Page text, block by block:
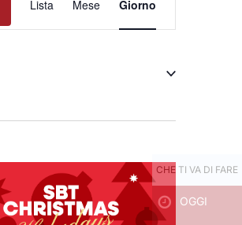
CHE TI VA DI FARE
OGGI
Lista Mese Giorno